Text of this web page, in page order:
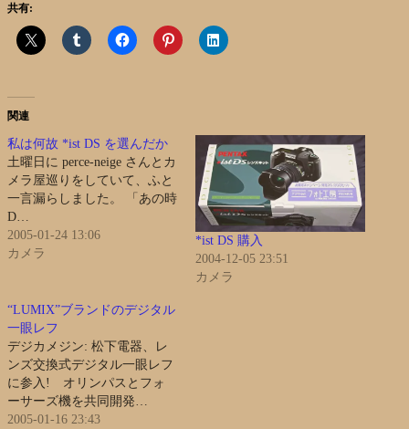
共有:
関連
私は何故 *ist DS を選んだか
土曜日に perce-neige さんとカ
メラ屋巡りをしていて、ふと
一言漏らしました。 「あの時
D…
2005-01-24 13:06
カメラ
*ist DS 購入
2004-12-05 23:51
カメラ
“LUMIX”ブランドのデジタル
一眼レフ
デジカメジン: 松下電器、レ
ンズ交換式デジタル一眼レフ
に参入! オリンパスとフォ
ーサーズ機を共同開発…
2005-01-16 23:43